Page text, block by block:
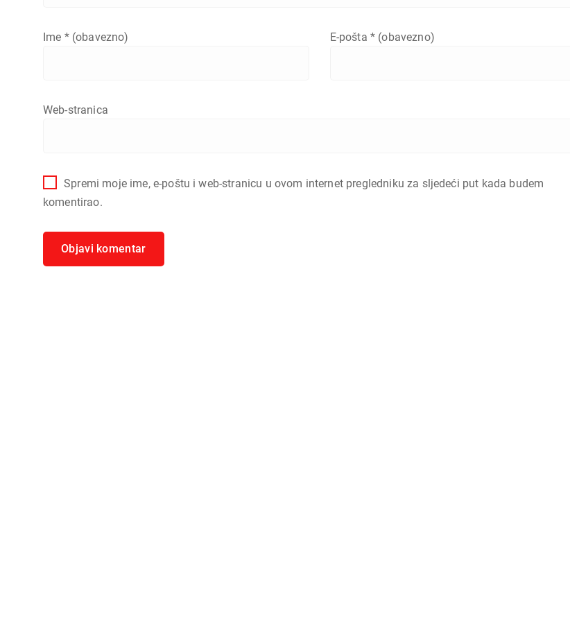
Ime * (obavezno) E-pošta * (obavezno)
Web-stranica
Spremi moje ime, e-poštu i web-stranicu u ovom internet pregledniku za sljedeći put kada budem
komentirao.